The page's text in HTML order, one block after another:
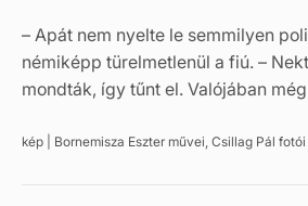
– Apát nem nyelte le semmilyen
némiképp türelmetlenül a fiú. –
mondták, így tűnt el. Valójában
kép | Bornemisza Eszter művei, Csillag Pál fotói